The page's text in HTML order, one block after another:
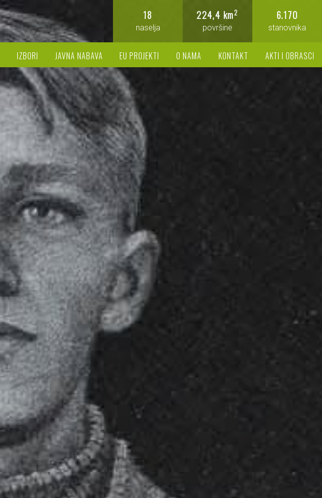
6.170
stanovnika
224,4 km2
površine
18
naselja
IZBORI JAVNA NABAVA EU PROJEKTI O NAMA KONTAKT AKTI I OBRASCI